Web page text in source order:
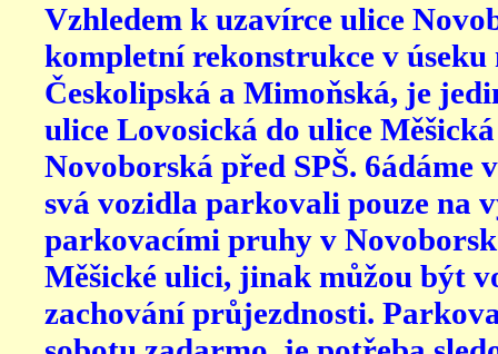
Vzhledem k uzavírce ulice
kompletní rekonstrukce v úseku
Českolipská a Mimoňská, je
ulice Lovosická do ulice
Novoborská před SPŠ. 6ádáme
svá vozidla parkovali pouze na
parkovacími pruhy v
Měšické ulici, jinak můžou být
zachování průjezdnosti.